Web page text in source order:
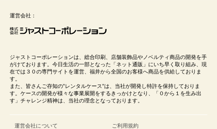
運営会社：
ジャストコーポレーションは、総合印刷、店舗装飾品やノベルティ商品の開発を手
がけております。今日生活の一部となった「ネット通販」にいち早く取り組み、現
在では３０の専門サイトを運営、福井から全国のお客様へ商品を供給しておりま
す。
また、皆さんご存知の”レンタルケース”は、当社が開発し特許を保持しておりま
す。ケースの開発が様々な事業展開をするきっかけとなり、「０から１を生み出
す」チャレンジ精神は、当社の理念となっております。
運営会社について ご利用規約